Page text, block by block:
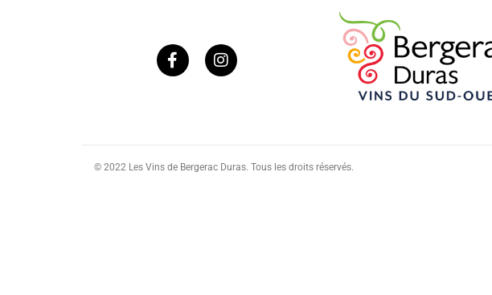
© 2022 Les Vins de Bergerac Duras. Tous les droits réservés.